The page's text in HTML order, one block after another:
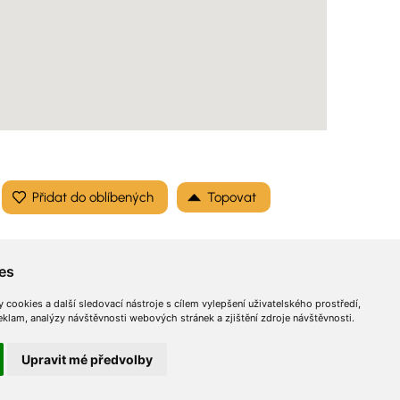
cookies a další sledovací nástroje s cílem vylepšení uživatelského prostředí,
analýzy návštěvnosti webových stránek a zjištění zdroje návštěvnosti.
Upravit mé předvolby
Topovat
Optimalizace
© 2026 InzertníStránky.cz všechna práva vyhrazena